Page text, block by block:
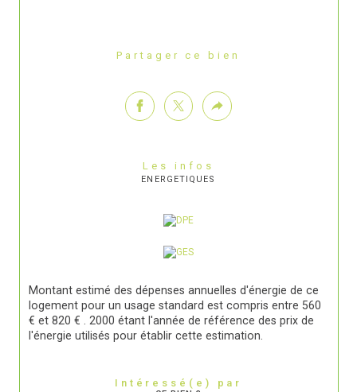
Partager ce bien
Les infos
ENERGETIQUES
Montant estimé des dépenses annuelles d'énergie de ce
logement pour un usage standard est compris entre 560
€ et 820 € . 2000 étant l'année de référence des prix de
l'énergie utilisés pour établir cette estimation.
Intéressé(e) par